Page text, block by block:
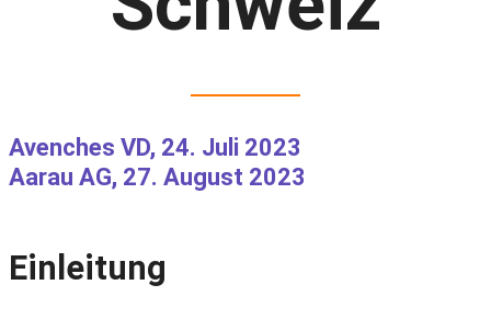
Avenches VD, 24. Juli 2023
Aarau AG, 27. August 2023
Einleitung